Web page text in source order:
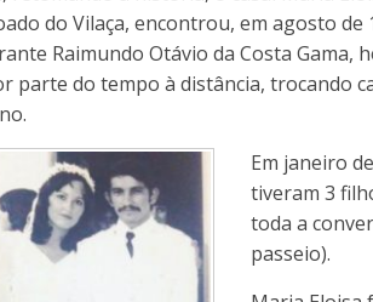
do Vilaça, encontrou, em agosto de
Raimundo Otávio da Costa Gama,
parte do tempo à distância, trocando
Em janeiro
tiveram 3
toda a
passeio).